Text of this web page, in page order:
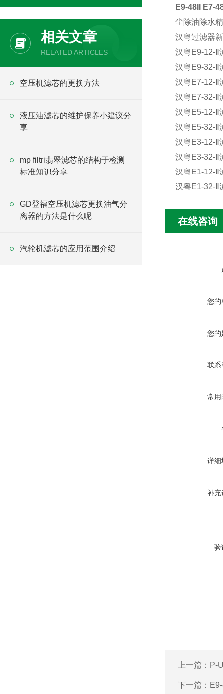
相关文章
RELATED ARTICLES
空压机滤芯的更换方法
液压油滤芯的维护保养小建议分
享
mp filtri翡翠滤芯的结构于检测
标准知识分享
GD登福空压机滤芯更换油气分
离器的方法是什么呢
汽轮机滤芯的应用范围介绍
E9-48II E7-
尘除油除水
汉粤过滤器
汉粤E9-12-Ⅱ
汉粤E9-32-Ⅱ
汉粤E7-12-Ⅱ
汉粤E7-32-Ⅱ
汉粤E5-12-Ⅱ
汉粤E5-32-Ⅱ
汉粤E3-12-Ⅱ
汉粤E3-32-Ⅱ
汉粤E1-12-Ⅱ
汉粤E1-32-Ⅱ
在线咨询
您的
您的
联系
常用
详细
补充
验
上一篇： P-
下一篇：